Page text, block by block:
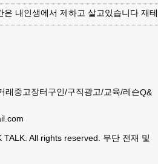
은 내인생에서 제하고 살고있습니다 재
래중고장터구인/구직광고/교육/레슨Q&A
All rights reserved. 무단 전재 및